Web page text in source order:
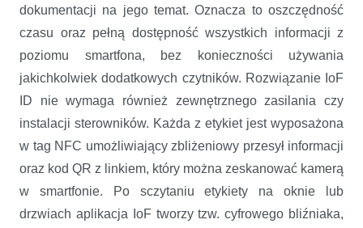
dokumentacji na jego temat. Oznacza to oszczędność
czasu oraz pełną dostępność wszystkich informacji z
poziomu smartfona, bez konieczności używania
jakichkolwiek dodatkowych czytników. Rozwiązanie IoF
ID nie wymaga również zewnętrznego zasilania czy
instalacji sterowników. Każda z etykiet jest wyposażona
w tag NFC umożliwiający zbliżeniowy przesył informacji
oraz kod QR z linkiem, który można zeskanować kamerą
w smartfonie. Po sczytaniu etykiety na oknie lub
drzwiach aplikacja IoF tworzy tzw. cyfrowego bliźniaka,